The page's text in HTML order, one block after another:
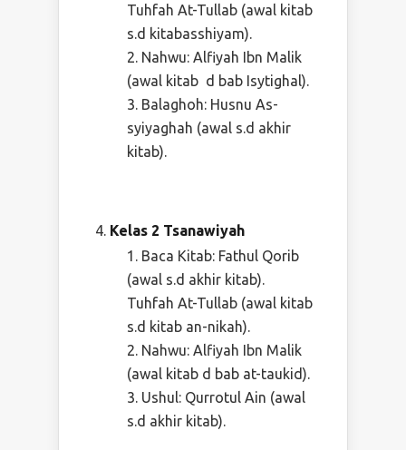
Tuhfah At-Tullab (awal kitab
s.d kitabasshiyam).
Nahwu: Alfiyah Ibn Malik
(awal kitab d bab Isytighal).
Balaghoh: Husnu As-
syiyaghah (awal s.d akhir
kitab).
Kelas 2 Tsanawiyah
Baca Kitab: Fathul Qorib
(awal s.d akhir kitab).
Tuhfah At-Tullab (awal kitab
s.d kitab an-nikah).
Nahwu: Alfiyah Ibn Malik
(awal kitab d bab at-taukid).
Ushul: Qurrotul Ain (awal
s.d akhir kitab).